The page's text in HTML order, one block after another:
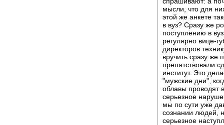
мысли, что для
этой же анкете
в вуз? Сразу же
поступлению в
регулярно вице-
директоров
вручить сразу же
препятствовали
институт. Это
"мужские дни",
облавы проводят
серьезное
мы по сути уже
сознании людей,
серьезное